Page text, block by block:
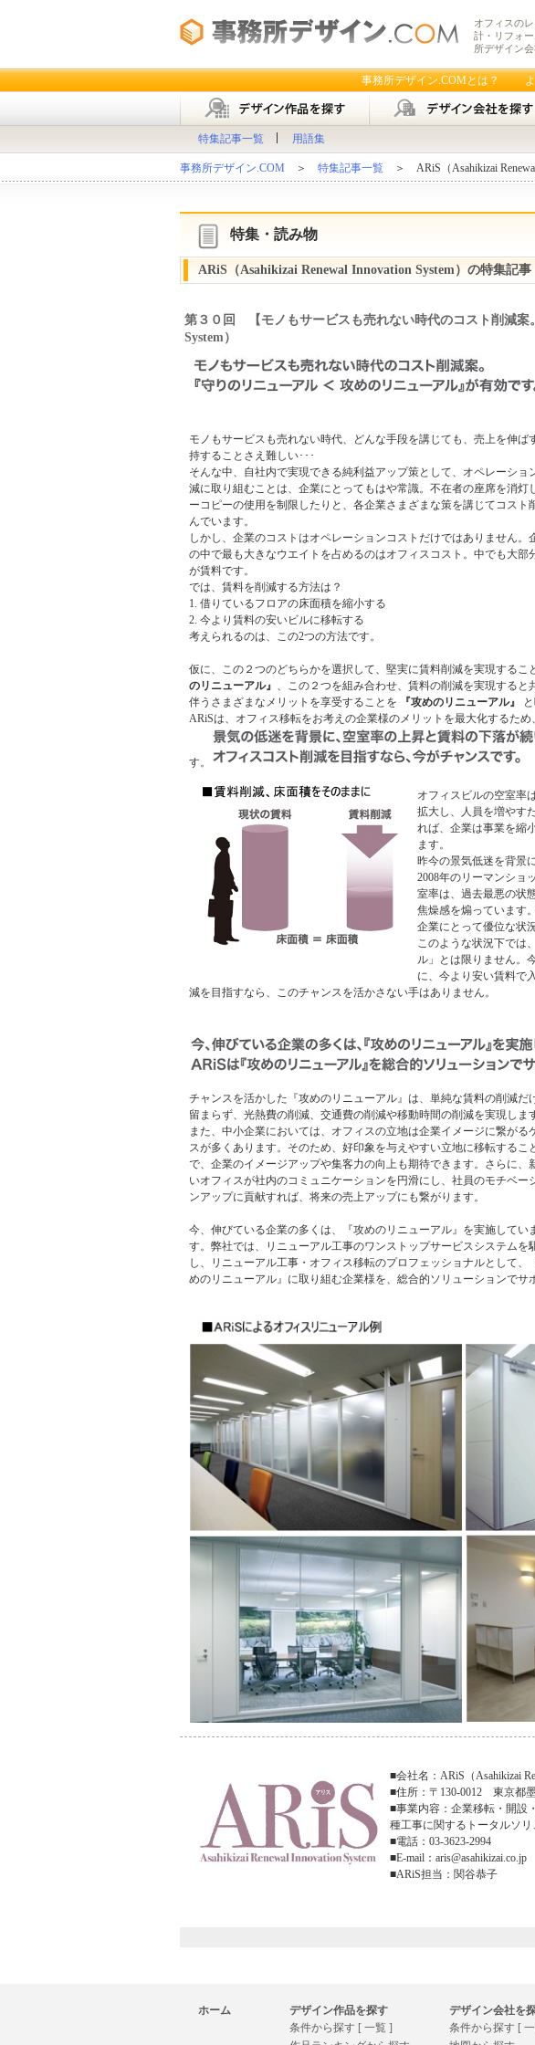
オフィスの
計・リフォ
所デザイン
事務所デザイン.COMとは？
特集記事一覧 用語集
事務所デザイン.COM ＞ 特集記事一覧 ＞ ARiS（Asahikizai
特集・読み物
ARiS（Asahikizai Renewal Innovation System）の特集記事
第３０回 【モノもサービスも売れない時代のコスト削減
System）
モノもサービスも売れない時代、どんな手段を講じても、売上を伸ば
持することさえ難しい･･･
そんな中、自社内で実現できる純利益アップ策として、オペレーショ
減に取り組むことは、企業にとってもはや常識。不在者の座席を消灯
ーコピーの使用を制限したりと、各企業さまざまな策を講じてコスト
んでいます。
しかし、企業のコストはオペレーションコストだけではありません。
の中で最も大きなウエイトを占めるのはオフィスコスト。中でも大部
が賃料です。
では、賃料を削減する方法は？
1. 借りているフロアの床面積を縮小する
2. 今より賃料の安いビルに移転する
考えられるのは、この2つの方法です。
仮に、この２つのどちらかを選択して、堅実に賃料削減を実現する
のリニューアル』
、この２つを組み合わせ、賃料の削減を実現すると
伴うさまざまなメリットを享受することを
『攻めのリニューアル』
ARiSは、オフィス移転をお考えの企業様のメリットを最大化するため
す。
オフィスビルの空室率
拡大し、人員を増やす
れば、企業は事業を縮
ます。
昨今の景気低迷を背景
2008年のリーマンショ
室率は、過去最悪の状
焦燥感を煽っています
企業にとって優位な状
このような状況下では
ル」とは限りません。
に、今より安い賃料で
減を目指すなら、このチャンスを活かさない手はありません。
チャンスを活かした『攻めのリニューアル』は、単純な賃料の削減だ
留まらず、光熱費の削減、交通費の削減や移動時間の削減を実現しま
また、中小企業においては、オフィスの立地は企業イメージに繋がる
スが多くあります。そのため、好印象を与えやすい立地に移転するこ
で、企業のイメージアップや集客力の向上も期待できます。さらに、
いオフィスが社内のコミュニケーションを円滑にし、社員のモチベー
ンアップに貢献すれば、将来の売上アップにも繋がります。
今、伸びている企業の多くは、『攻めのリニューアル』を実施してい
す。弊社では、リニューアル工事のワンストップサービスシステムを
し、リニューアル工事・オフィス移転のプロフェッショナルとして、
めのリニューアル』に取り組む企業様を、総合的ソリューションでサ
■会社名：ARiS（Asahikizai
■住所：〒130-0012 東京都
■事業内容：企業移転・開設
種工事に関するトータルソ
■電話：03-3623-2994
■E-mail：aris@asahikizai.co.jp
■ARiS担当：関谷恭子
ホーム
デザイン作品を探す
条件から探す [ 一覧 ]
デザイン会社を
条件から探す [